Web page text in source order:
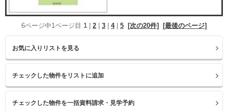
6ページ中1ページ目 1 2 3 4| 5 [次の20件] [最後のページ]
お気に入りリストを見る